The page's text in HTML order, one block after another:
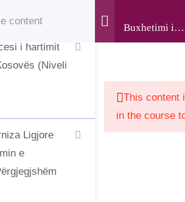
Buxhetimi i
i hartimit
(Niveli
Ligjore
e
This content
in the course
Foundation • All Rights Reserved •
of this website was supported by the
Society in Kosovo” project, funded by
of Luxembourg and implemented by
Development Cooperation
Agency.